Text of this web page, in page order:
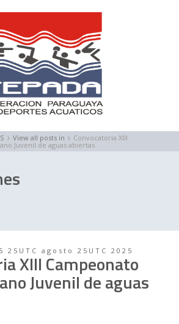
View all posts in
Convocatoria XIII
Juvenil de aguas abiertas
agosto 25UTC 2025
XIII Campeonato
Juvenil de aguas